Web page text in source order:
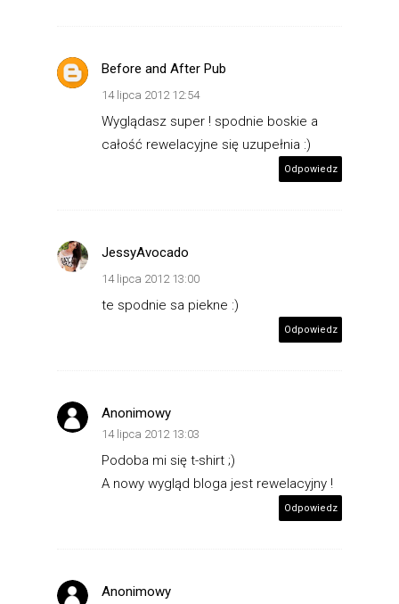
Before and After Pub
14 lipca 2012 12:54
Wyglądasz super ! spodnie boskie a
całość rewelacyjne się uzupełnia :)
Odpowiedz
JessyAvocado
14 lipca 2012 13:00
te spodnie sa piekne :)
Odpowiedz
Anonimowy
14 lipca 2012 13:03
Podoba mi się t-shirt ;)
A nowy wygląd bloga jest rewelacyjny !
Odpowiedz
Anonimowy